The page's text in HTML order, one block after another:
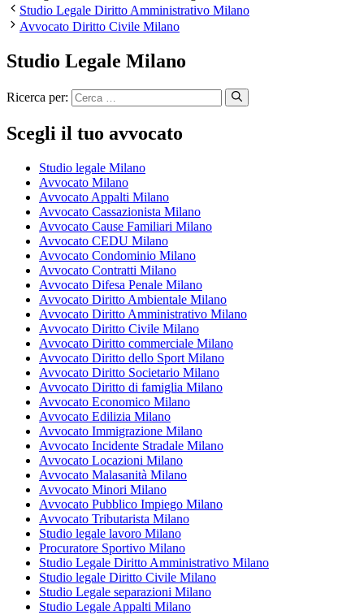
Studio Legale Diritto Amministrativo Milano
Avvocato Diritto Civile Milano
Studio Legale Milano
Ricerca per:
Scegli il tuo avvocato
Studio legale Milano
Avvocato Milano
Avvocato Appalti Milano
Avvocato Cassazionista Milano
Avvocato Cause Familiari Milano
Avvocato CEDU Milano
Avvocato Condominio Milano
Avvocato Contratti Milano
Avvocato Difesa Penale Milano
Avvocato Diritto Ambientale Milano
Avvocato Diritto Amministrativo Milano
Avvocato Diritto Civile Milano
Avvocato Diritto commerciale Milano
Avvocato Diritto dello Sport Milano
Avvocato Diritto Societario Milano
Avvocato Diritto di famiglia Milano
Avvocato Economico Milano
Avvocato Edilizia Milano
Avvocato Immigrazione Milano
Avvocato Incidente Stradale Milano
Avvocato Locazioni Milano
Avvocato Malasanità Milano
Avvocato Minori Milano
Avvocato Pubblico Impiego Milano
Avvocato Tributarista Milano
Studio legale lavoro Milano
Procuratore Sportivo Milano
Studio Legale Diritto Amministrativo Milano
Studio legale Diritto Civile Milano
Studio Legale separazioni Milano
Studio Legale Appalti Milano